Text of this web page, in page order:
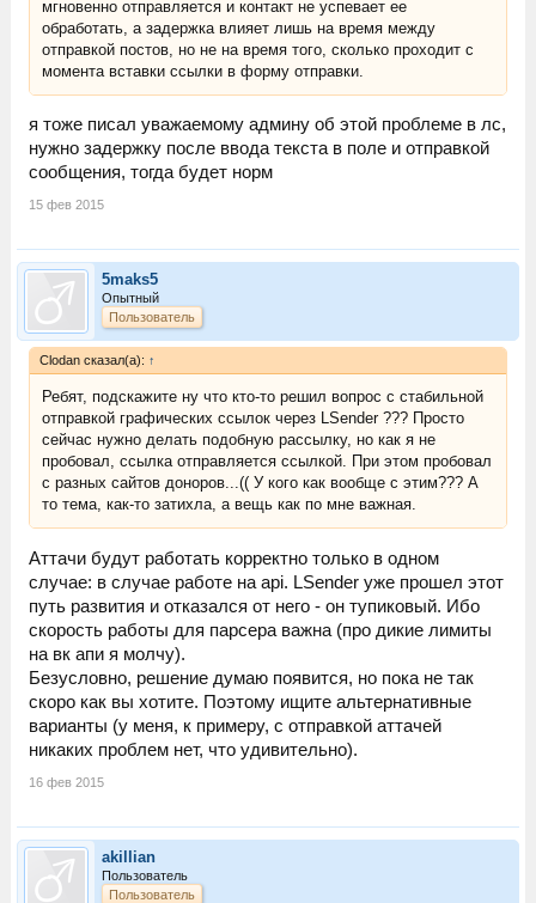
мгновенно отправляется и контакт не успевает ее
обработать, а задержка влияет лишь на время между
отправкой постов, но не на время того, сколько проходит с
момента вставки ссылки в форму отправки.
я тоже писал уважаемому админу об этой проблеме в лс,
нужно задержку после ввода текста в поле и отправкой
сообщения, тогда будет норм
15 фев 2015
5maks5
Опытный
Пользователь
Clodan сказал(а): ↑
Ребят, подскажите ну что кто-то решил вопрос с стабильной
отправкой графических ссылок через LSender ??? Просто
сейчас нужно делать подобную рассылку, но как я не
пробовал, ссылка отправляется ссылкой. При этом пробовал
с разных сайтов доноров...(( У кого как вообще с этим??? А
то тема, как-то затихла, а вещь как по мне важная.
Аттачи будут работать корректно только в одном
случае: в случае работе на api. LSender уже прошел этот
путь развития и отказался от него - он тупиковый. Ибо
скорость работы для парсера важна (про дикие лимиты
на вк апи я молчу).
Безусловно, решение думаю появится, но пока не так
скоро как вы хотите. Поэтому ищите альтернативные
варианты (у меня, к примеру, с отправкой аттачей
никаких проблем нет, что удивительно).
16 фев 2015
akillian
Пользователь
Пользователь